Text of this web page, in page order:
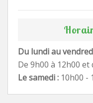
Du lundi au
De 9h00 à 12h00 et
Le samedi : 10h00 -